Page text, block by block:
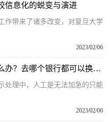
信息化的蜕变与演进
作带来了诸多改变，对复旦大学
2023/02/06
零钱通提现到银行卡没到账怎么办？去哪个银行都可以换零钱吗？
处理中，人工是无法加急的只能
2023/02/06